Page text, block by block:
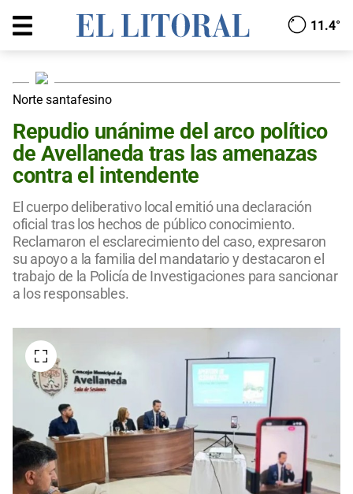
11.4°
Norte santafesino
Repudio unánime del arco político
de Avellaneda tras las amenazas
contra el intendente
El cuerpo deliberativo local emitió una declaración
oficial tras los hechos de público conocimiento.
Reclamaron el esclarecimiento del caso, expresaron
su apoyo a la familia del mandatario y destacaron el
trabajo de la Policía de Investigaciones para sancionar
a los responsables.